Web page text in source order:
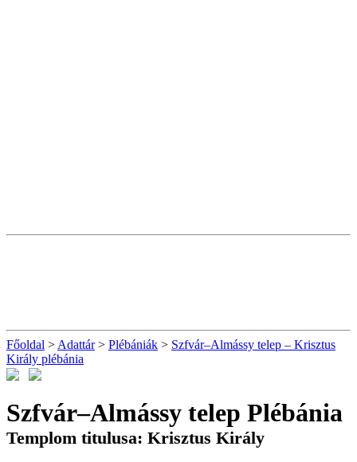
Főoldal > Adattár> Plébániák > Szfvár–Almássy telep – Krisztus
Király plébánia
Szfvár–Almássy telep Plébánia
Templom titulusa: Krisztus Király